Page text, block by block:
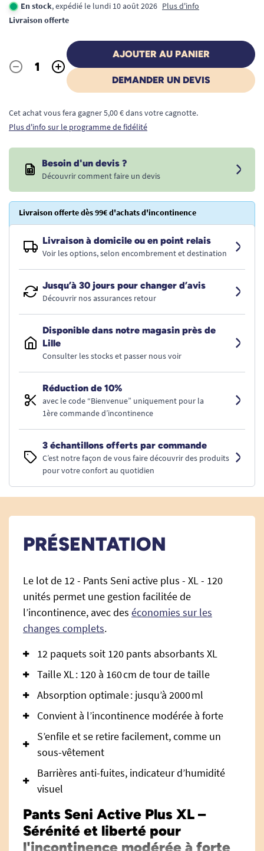
En stock, expédié le lundi 10 août 2026 Plus d'info
Livraison offerte
Quantité
- +
AJOUTER AU PANIER
DEMANDER UN DEVIS
Cet achat vous fera gagner 5,00 € dans votre cagnotte.
Plus d'info sur le programme de fidélité
Besoin d'un devis ?
Découvrir comment faire un devis
Livraison offerte dès 99€ d'achats d'incontinence
Livraison à domicile ou en point relais
Voir les options, selon encombrement et destination
Jusqu’à 30 jours pour changer d’avis
Découvrir nos assurances retour
Disponible dans notre magasin près de
Lille
Consulter les stocks et passer nous voir
Réduction de 10%
avec le code “Bienvenue” uniquement pour la
1ère commande d’incontinence
3 échantillons offerts par commande
C’est notre façon de vous faire découvrir des produits
pour votre confort au quotidien
PRÉSENTATION
Le lot de 12 - Pants Seni active plus - XL - 120
unités permet une gestion facilitée de
l’incontinence, avec des économies sur les
changes complets.
12 paquets soit 120 pants absorbants XL
Taille XL : 120 à 160 cm de tour de taille
Absorption optimale : jusqu’à 2000 ml
Convient à l’incontinence modérée à forte
S’enfile et se retire facilement, comme un
sous-vêtement
Barrières anti-fuites, indicateur d’humidité
visuel
Pants Seni Active Plus XL –
Sérénité et liberté pour
l'incontinence modérée à forte